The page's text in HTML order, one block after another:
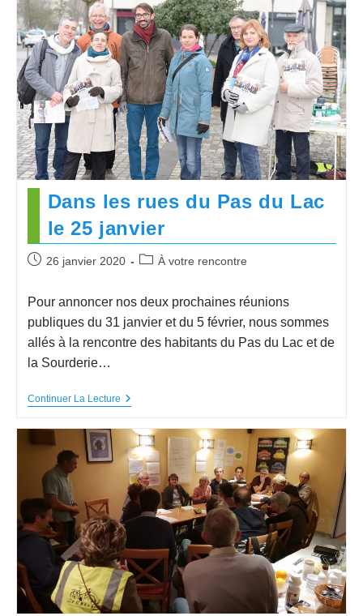
Dans les rues du Pas du Lac
le 25 janvier
26 janvier 2020 À votre rencontre
Pour annoncer nos deux prochaines réunions
publiques du 31 janvier et du 5 février, nous sommes
allés à la rencontre des habitants du Pas du Lac et de
la Sourderie…
Continuer La Lecture